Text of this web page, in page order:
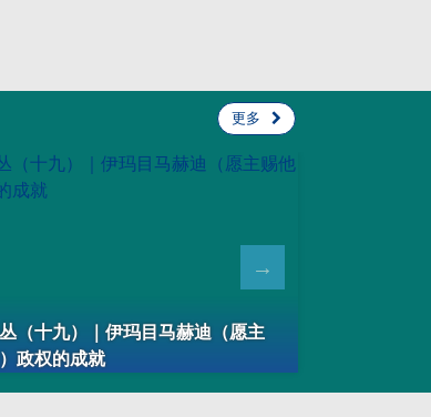
更多
（十九）｜伊玛目马赫迪（愿主
政权的成就